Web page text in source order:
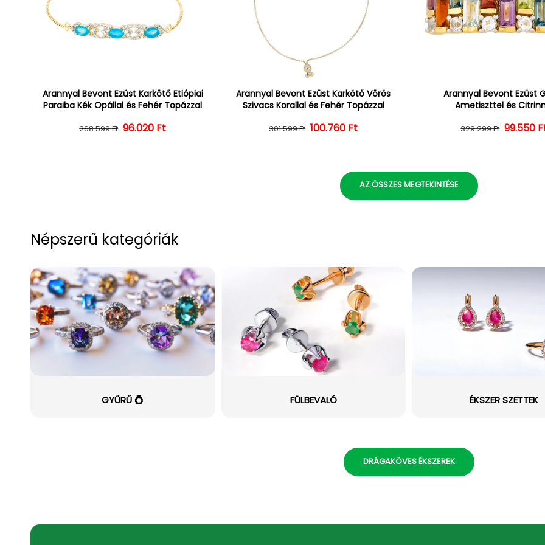
Arannyal Bevont Ezüst Karkötő Etiópiai
Paraiba Kék Opállal és Fehér Topázzal
Normál ár
268.599 Ft Kedvezményes ár
96.020 Ft
Arannyal Bevont Ezüst Karkötő Vörös
Szivacs Korallal és Fehér Topázzal
Normál ár
301.599 Ft Kedvezményes ár
100.760 Ft
Arannyal Bevont Ezüst
Ametiszttel és
Normál
329.299 Ft 99.550
AZ ÖSSZES MEGTEKINTÉSE
Népszerű kategóriák
GYŰRŰ 💍 FÜLBEVALÓ ÉKSZER SZETTEK
DRÁGAKÖVES ÉKSZEREK